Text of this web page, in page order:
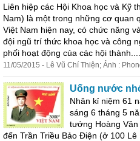
Liên hiệp các Hội Khoa học và Kỹ
Nam) là một trong những cơ quan
Việt Nam hiện nay, có chức năng
đội ngũ trí thức khoa học và công
phối hoạt động của các hội thành......
11/05/2015 - Lê Vũ Chí Thiện; Ảnh :
Uống nước
Nhân kỉ niệm 61
sáng 6 tháng 5
tướng Hoàng
đến Trần Triều Bảo Điện (ở 100